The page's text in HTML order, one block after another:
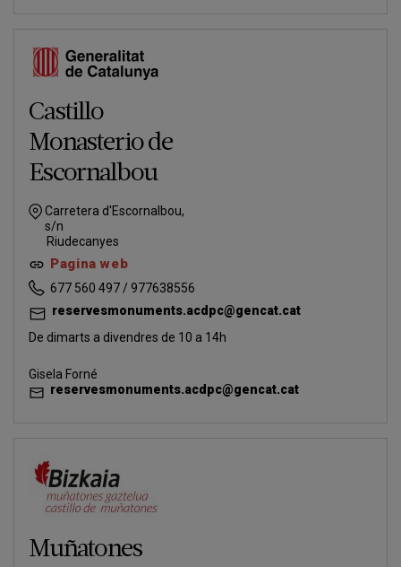
Castillo
Monasterio de
Escornalbou
Carretera d'Escornalbou,
s/n
Riudecanyes
Pagina web
677 560 497 / 977638556
reservesmonuments.acdpc@gencat.cat
De dimarts a divendres de 10 a 14h
Gisela Forné
reservesmonuments.acdpc@gencat.cat
Muñatones